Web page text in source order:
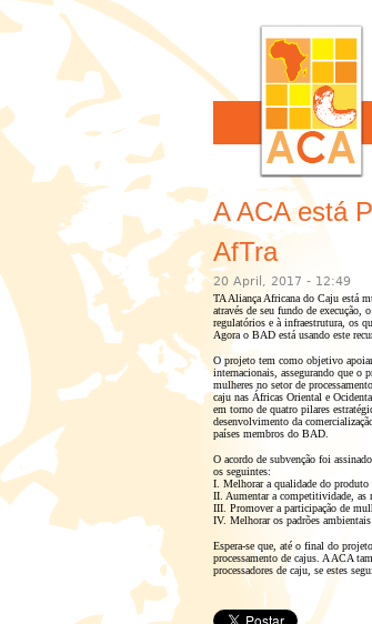
A ACA está
AfTra
20 April, 2017 - 12:49
TA Aliança Africana do Caju está
através de seu fundo de execução,
regulatórios e à infraestrutura, os
Agora o BAD está usando este
O projeto tem como objetivo
internacionais, assegurando que o
mulheres no setor de
caju nas Áfricas Oriental e
em torno de quatro pilares
desenvolvimento da
países membros do BAD.
O acordo de subvenção foi
os seguintes:
I. Melhorar a qualidade do produto
II. Aumentar a competitividade, as
III. Promover a participação de
IV. Melhorar os padrões
Espera-se que, até o final do
processamento de cajus. A ACA
processadores de caju, se estes